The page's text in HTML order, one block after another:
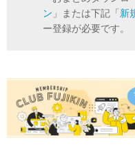
ン 」または下記「 新
ー登録が必要です。